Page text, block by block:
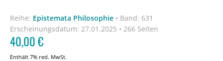
Reihe: Epistemata Philosophie • Band: 631
Erscheinungsdatum: 27.01.2025 • 266 Seiten
40,00€
Enthält 7% red. MwSt.